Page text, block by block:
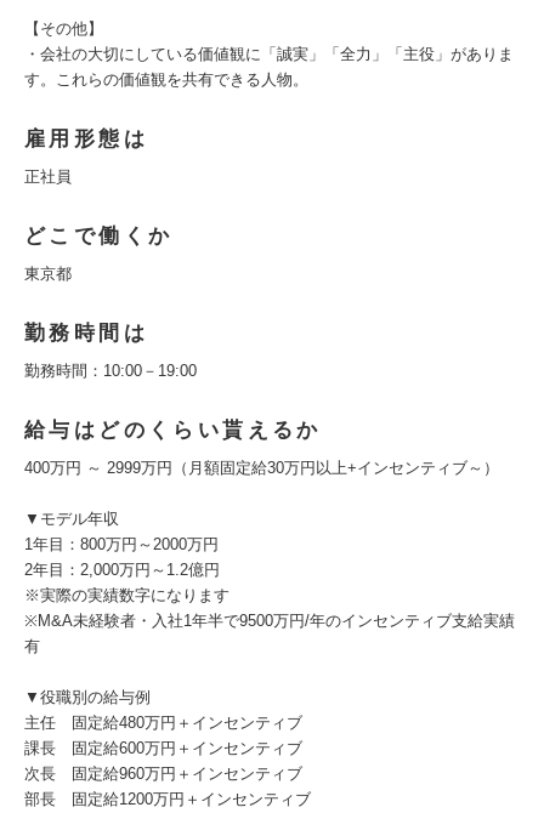
【その他】
・会社の大切にしている価値観に「誠実」「全力」「主役」がありま
す。これらの価値観を共有できる人物。
雇用形態は
正社員
どこで働くか
東京都
勤務時間は
勤務時間：10:00－19:00
給与はどのくらい貰えるか
400万円 ～ 2999万円（月額固定給30万円以上+インセンティブ～）
▼モデル年収
1年目：800万円～2000万円
2年目：2,000万円～1.2億円
※実際の実績数字になります
※M&A未経験者・入社1年半で9500万円/年のインセンティブ支給実績
有
▼役職別の給与例
主任 固定給480万円＋インセンティブ
課長 固定給600万円＋インセンティブ
次長 固定給960万円＋インセンティブ
部長 固定給1200万円＋インセンティブ